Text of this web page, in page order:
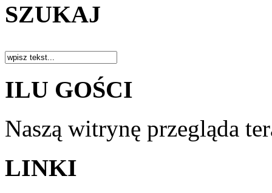
SZUKAJ
ILU GOŚCI
Naszą witrynę przegląda
LINKI